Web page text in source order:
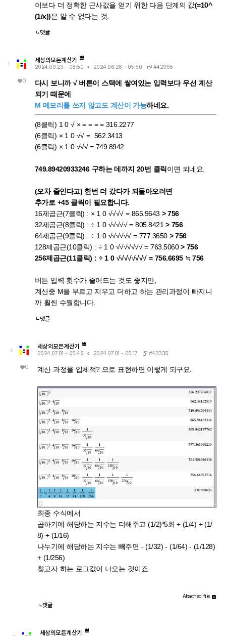
이보다 더 정확한 근사값을 얻기 위한 다음 단계의 값(=10^
(1/x))은 알 수 없다는 것.
댓글
1
0
세상의모든계산기
2024.09.23 - 08:50 2024.06.28 - 05:50 #42995
다시 보니까 √ 버튼이 스택에 쌓여있는 입력보다 우선 계산
되기 때문에
M 메모리를 쓰지 않고도 계산이 가능하네요.
(8클릭) 1 0 √ × = = = = 316.2277
(6클릭) × 1 0 √√ = 562.3413
(6클릭) × 1 0 √√√ = 749.8942
749.89420933246 구하는 데까지 20번 클릭이면 되네요.
(오차 줄인다고) 한번 더 갔다가 되돌아오려면
추가로 +45 클릭이 필요합니다.
16제곱근(7클릭) : × 1 0 √√√√ = 865.9643 > 756
32제곱근(8클릭) : ÷ 1 0 √√√√√ = 805.8421> 756
64제곱근(9클릭) : ÷ 1 0 √√√√√√ = 777.3650 > 756
128제곱근(10클릭) : ÷ 1 0 √√√√√√√ = 763.5060> 756
256제곱근(11클릭) : ÷ 1 0 √√√√√√√√ = 756.6695 ≒ 756
버튼 입력 횟수가 줄어드는 것도 좋지만,
계산중 M을 부르고 지우고 더하고 하는 관리과정이 빠지니
까 훨씬 수월합니다.
댓글
2
0
세상의모든계산기
2024.07.01 - 05:45 2024.07.01 - 05:17 #43335
계산 과정을 입체적? 으로 표현하면 이렇게 되구요.
최종 수식에서
곱하기에 해당하는 지수는 더해주고 (1/2)*5회 + (1/4) + (1/
8) + (1/16)
나누기에 해당하는 지수는 빼주면 - (1/32) - (1/64) - (1/128)
+ (1/256)
찾고자 하는 로그값이 나오는 것이죠.
Attached file
댓글
세상의모든계산기